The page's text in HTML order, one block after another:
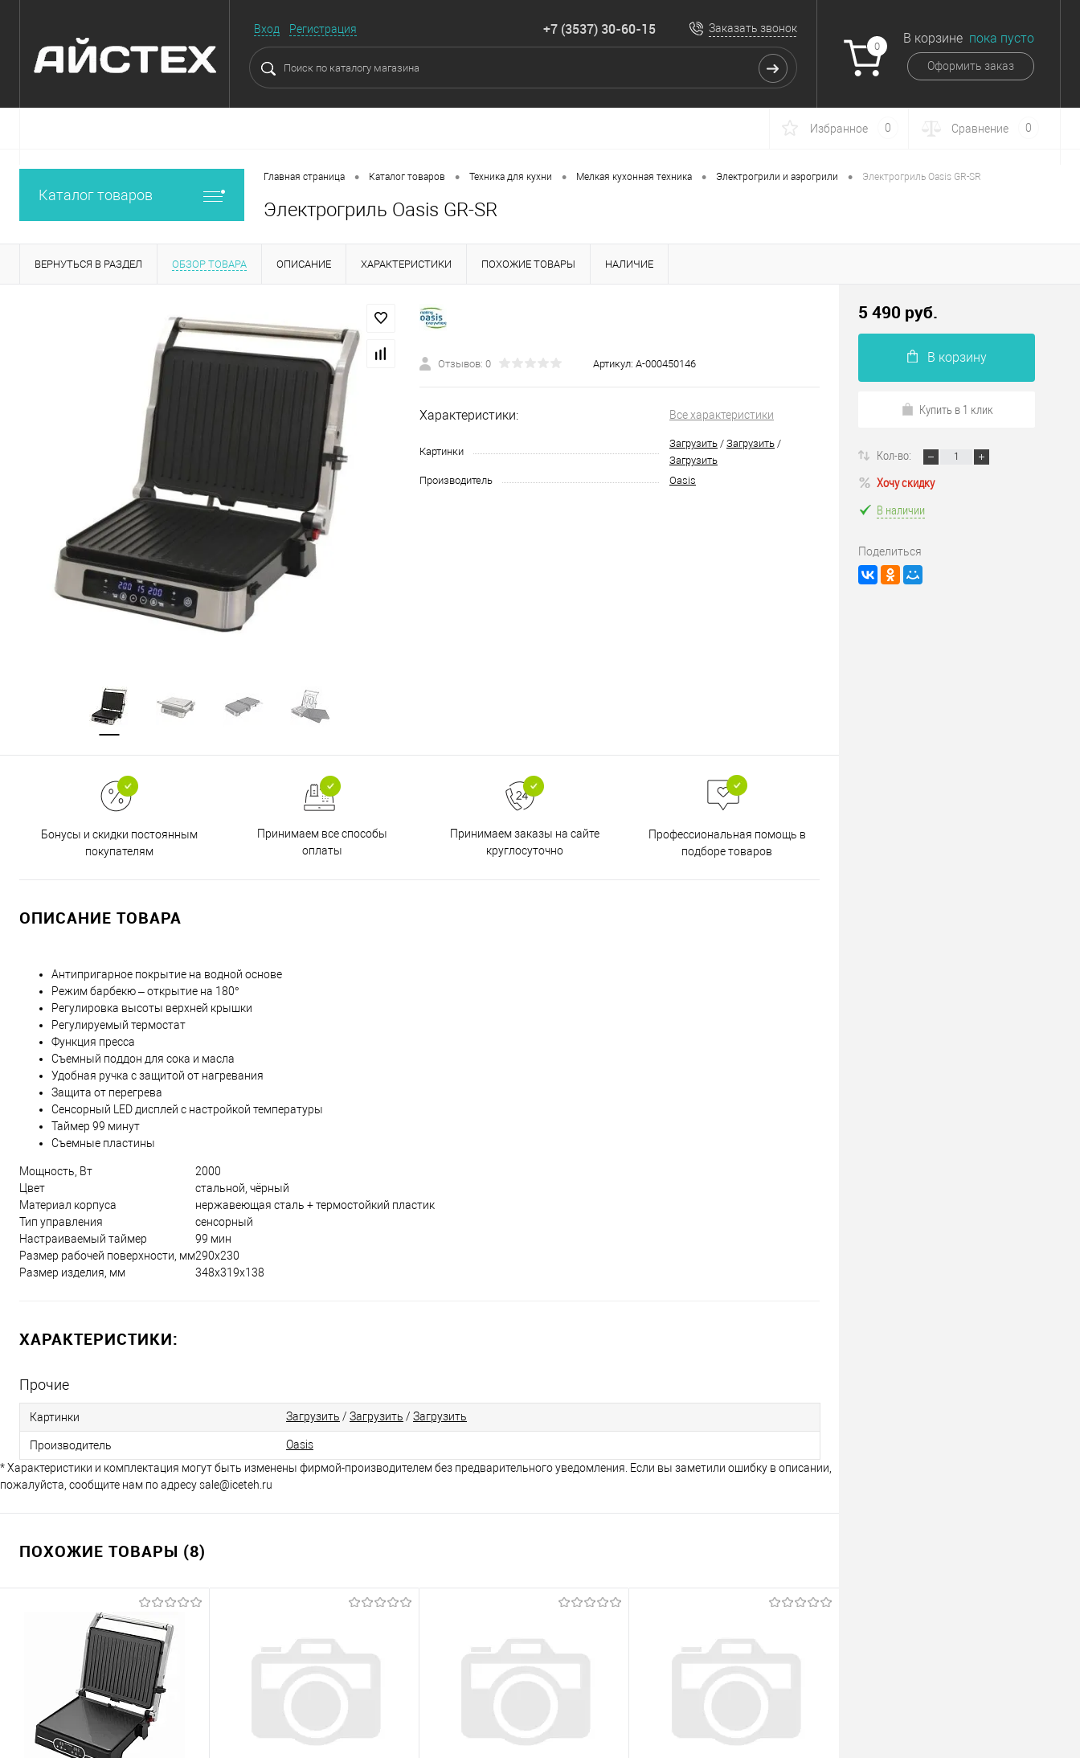
Вход Регистрация +7 (3537) 30-60-15 Заказать звонок
0
В корзине пока пусто
Оформить заказ
Избранное 0 Сравнение 0
Каталог товаров
Главная страница • Каталог товаров • Техника для кухни • Мелкая кухонная техника • Электрогрили и аэрогрили • Электрогриль Oasis GR-SR
Электрогриль Oasis GR-SR
ВЕРНУТЬСЯ В РАЗДЕЛ ОБЗОР ТОВАРА ОПИСАНИЕ ХАРАКТЕРИСТИКИ ПОХОЖИЕ ТОВАРЫ НАЛИЧИЕ
Отзывов: 0 Артикул: А-000450146
Характеристики: Все характеристики
Картинки
Загрузить / Загрузить /
Загрузить
Производитель
Oasis
Бонусы и скидки постоянным
покупателям
Принимаем все способы
оплаты
Принимаем заказы на сайте
круглосуточно
Профессиональная помощь в
подборе товаров
ОПИСАНИЕ ТОВАРА
Антипригарное покрытие на водной основе
Режим барбекю – открытие на 180°
Регулировка высоты верхней крышки
Регулируемый термостат
Функция пресса
Съемный поддон для сока и масла
Удобная ручка с защитой от нагревания
Защита от перегрева
Сенсорный LED дисплей с настройкой температуры
Таймер 99 минут
Съемные пластины
Мощность, Вт
2000
Цвет
стальной, чёрный
Материал корпуса
нержавеющая сталь + термостойкий пластик
Тип управления
сенсорный
Настраиваемый таймер
99 мин
Размер рабочей поверхности, мм290x230
Размер изделия, мм
348x319x138
ХАРАКТЕРИСТИКИ:
Прочие
Картинки Загрузить / Загрузить / Загрузить
Производитель
Oasis
* Характеристики и комплектация могут быть изменены фирмой-производителем без предварительного уведомления. Если вы заметили ошибку в описании,
пожалуйста, сообщите нам по адресу sale@iceteh.ru
ПОХОЖИЕ ТОВАРЫ (8)
5 490 руб.
В корзину
Купить в 1 клик
Кол-во:
Хочу скидку
В наличии
Поделиться